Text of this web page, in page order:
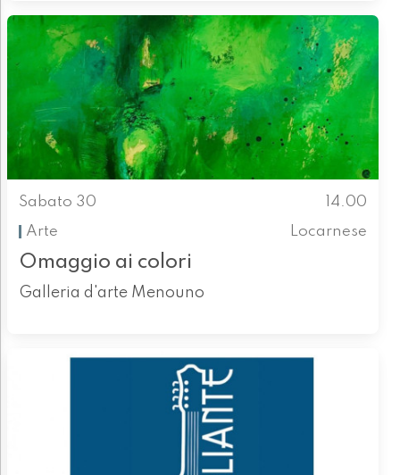
Sabato 30
14.00
Arte
Locarnese
Omaggio ai colori
Galleria d'arte Menouno